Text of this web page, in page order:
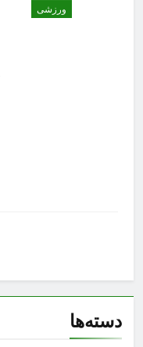
ورزشی
دسته‌ها